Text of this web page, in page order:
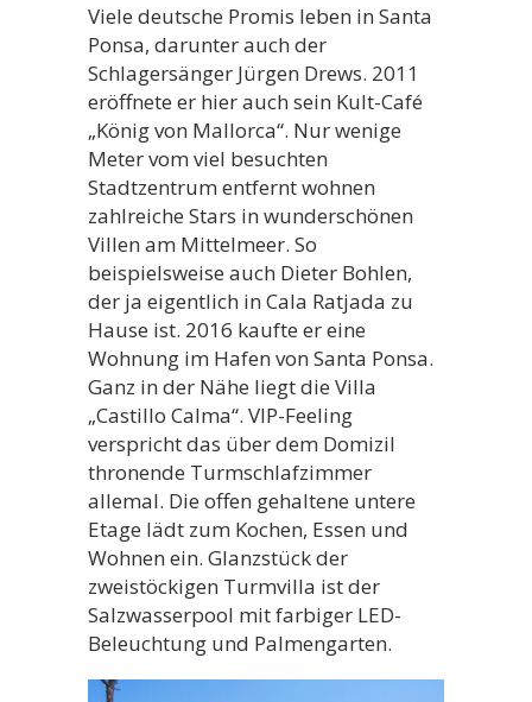
Viele deutsche Promis leben in Santa
Ponsa, darunter auch der
Schlagersänger Jürgen Drews. 2011
eröffnete er hier auch sein Kult-Café
„König von Mallorca“. Nur wenige
Meter vom viel besuchten
Stadtzentrum entfernt wohnen
zahlreiche Stars in wunderschönen
Villen am Mittelmeer. So
beispielsweise auch Dieter Bohlen,
der ja eigentlich in Cala Ratjada zu
Hause ist. 2016 kaufte er eine
Wohnung im Hafen von Santa Ponsa.
Ganz in der Nähe liegt die Villa
„Castillo Calma“. VIP-Feeling
verspricht das über dem Domizil
thronende Turmschlafzimmer
allemal. Die offen gehaltene untere
Etage lädt zum Kochen, Essen und
Wohnen ein. Glanzstück der
zweistöckigen Turmvilla ist der
Salzwasserpool mit farbiger LED-
Beleuchtung und Palmengarten.